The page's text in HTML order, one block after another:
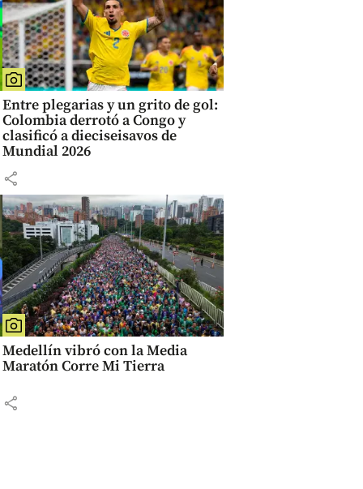
Entre plegarias y un grito de gol:
Colombia derrotó a Congo y
clasificó a dieciseisavos de
Mundial 2026
share
Medellín vibró con la Media
Maratón Corre Mi Tierra
share